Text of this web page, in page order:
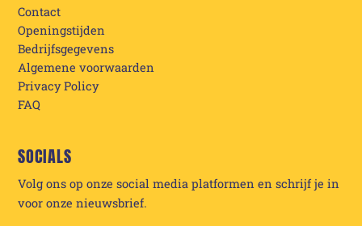
Contact
Openingstijden
Bedrijfsgegevens
Algemene voorwaarden
Privacy Policy
FAQ
SOCIALS
Volg ons op onze social media platformen en schrijf je in
voor onze nieuwsbrief.